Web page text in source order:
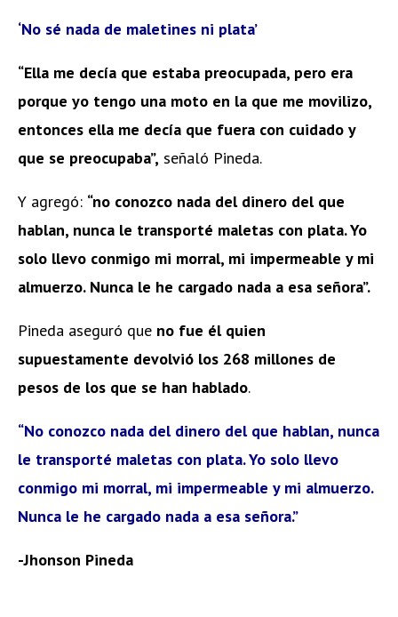
‘No sé nada de maletines ni plata’
“Ella me decía que estaba preocupada, pero era
porque yo tengo una moto en la que me movilizo,
entonces ella me decía que fuera con cuidado y
que se preocupaba”, señaló Pineda.
Y agregó: “no conozco nada del dinero del que
hablan, nunca le transporté maletas con plata. Yo
solo llevo conmigo mi morral, mi impermeable y mi
almuerzo. Nunca le he cargado nada a esa señora”.
Pineda aseguró que no fue él quien
supuestamente devolvió los 268 millones de
pesos de los que se han hablado.
“No conozco nada del dinero del que hablan, nunca
le transporté maletas con plata. Yo solo llevo
conmigo mi morral, mi impermeable y mi almuerzo.
Nunca le he cargado nada a esa señora.”
-Jhonson Pineda